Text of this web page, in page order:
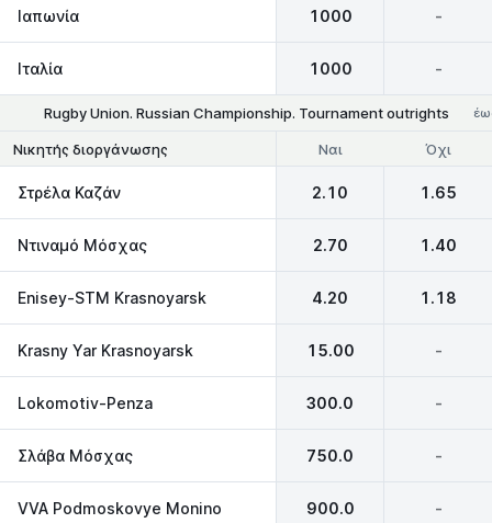
Ιαπωνία 1000 -
Ιταλία 1000 -
Rugby Union. Russian Championship. Tournament outrights
Νικητής διοργάνωσης Ναι Όχι
Στρέλα Καζάν 2.10 1.65
Ντιναμό Μόσχας 2.70 1.40
Enisey-STM Krasnoyarsk 4.20 1.18
Krasny Yar Krasnoyarsk 15.00 -
Lokomotiv-Penza 300.0 -
Σλάβα Μόσχας 750.0 -
VVA Podmoskovye Monino 900.0 -